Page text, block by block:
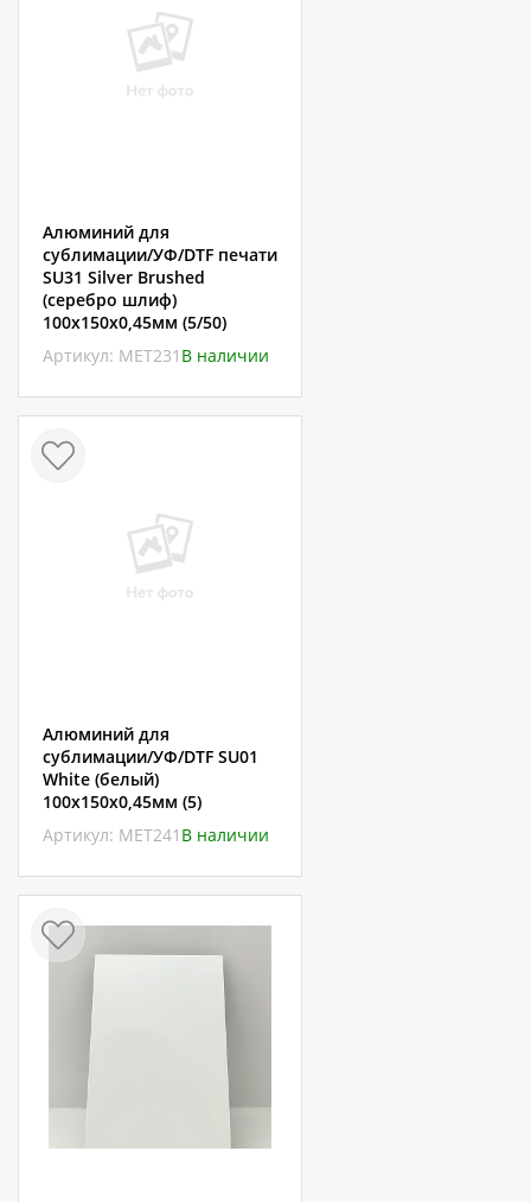
Алюминий для
сублимации/УФ/DTF печати
SU31 Silver Brushed
(серебро шлиф)
100х150х0,45мм (5/50)
Артикул: МЕТ231 В наличии
Алюминий для
сублимации/УФ/DTF SU01
White (белый)
100х150х0,45мм (5)
Артикул: МЕТ241 В наличии